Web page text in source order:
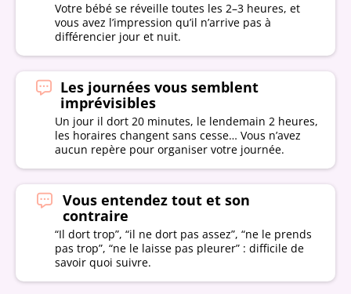
Votre bébé se réveille toutes les 2–3 heures, et
vous avez l’impression qu’il n’arrive pas à
différencier jour et nuit.
Les journées vous semblent
imprévisibles
Un jour il dort 20 minutes, le lendemain 2 heures,
les horaires changent sans cesse… Vous n’avez
aucun repère pour organiser votre journée.
Vous entendez tout et son
contraire
“Il dort trop”, “il ne dort pas assez”, “ne le prends
pas trop”, “ne le laisse pas pleurer” : difficile de
savoir quoi suivre.